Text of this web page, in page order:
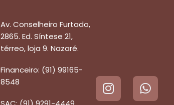
Av. Conselheiro Furtado,
2865. Ed. Síntese 21,
térreo, loja 9. Nazaré.
Financeiro: (91) 99165-
8548